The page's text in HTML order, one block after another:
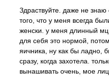
Здраствуйте. даже не знаю
того, что у меня всегда
женски. у меня длинный
для себя это нормой,
яичника, ну как бы ладно,
сразу, когда захотела.
вынашивать очень, мое